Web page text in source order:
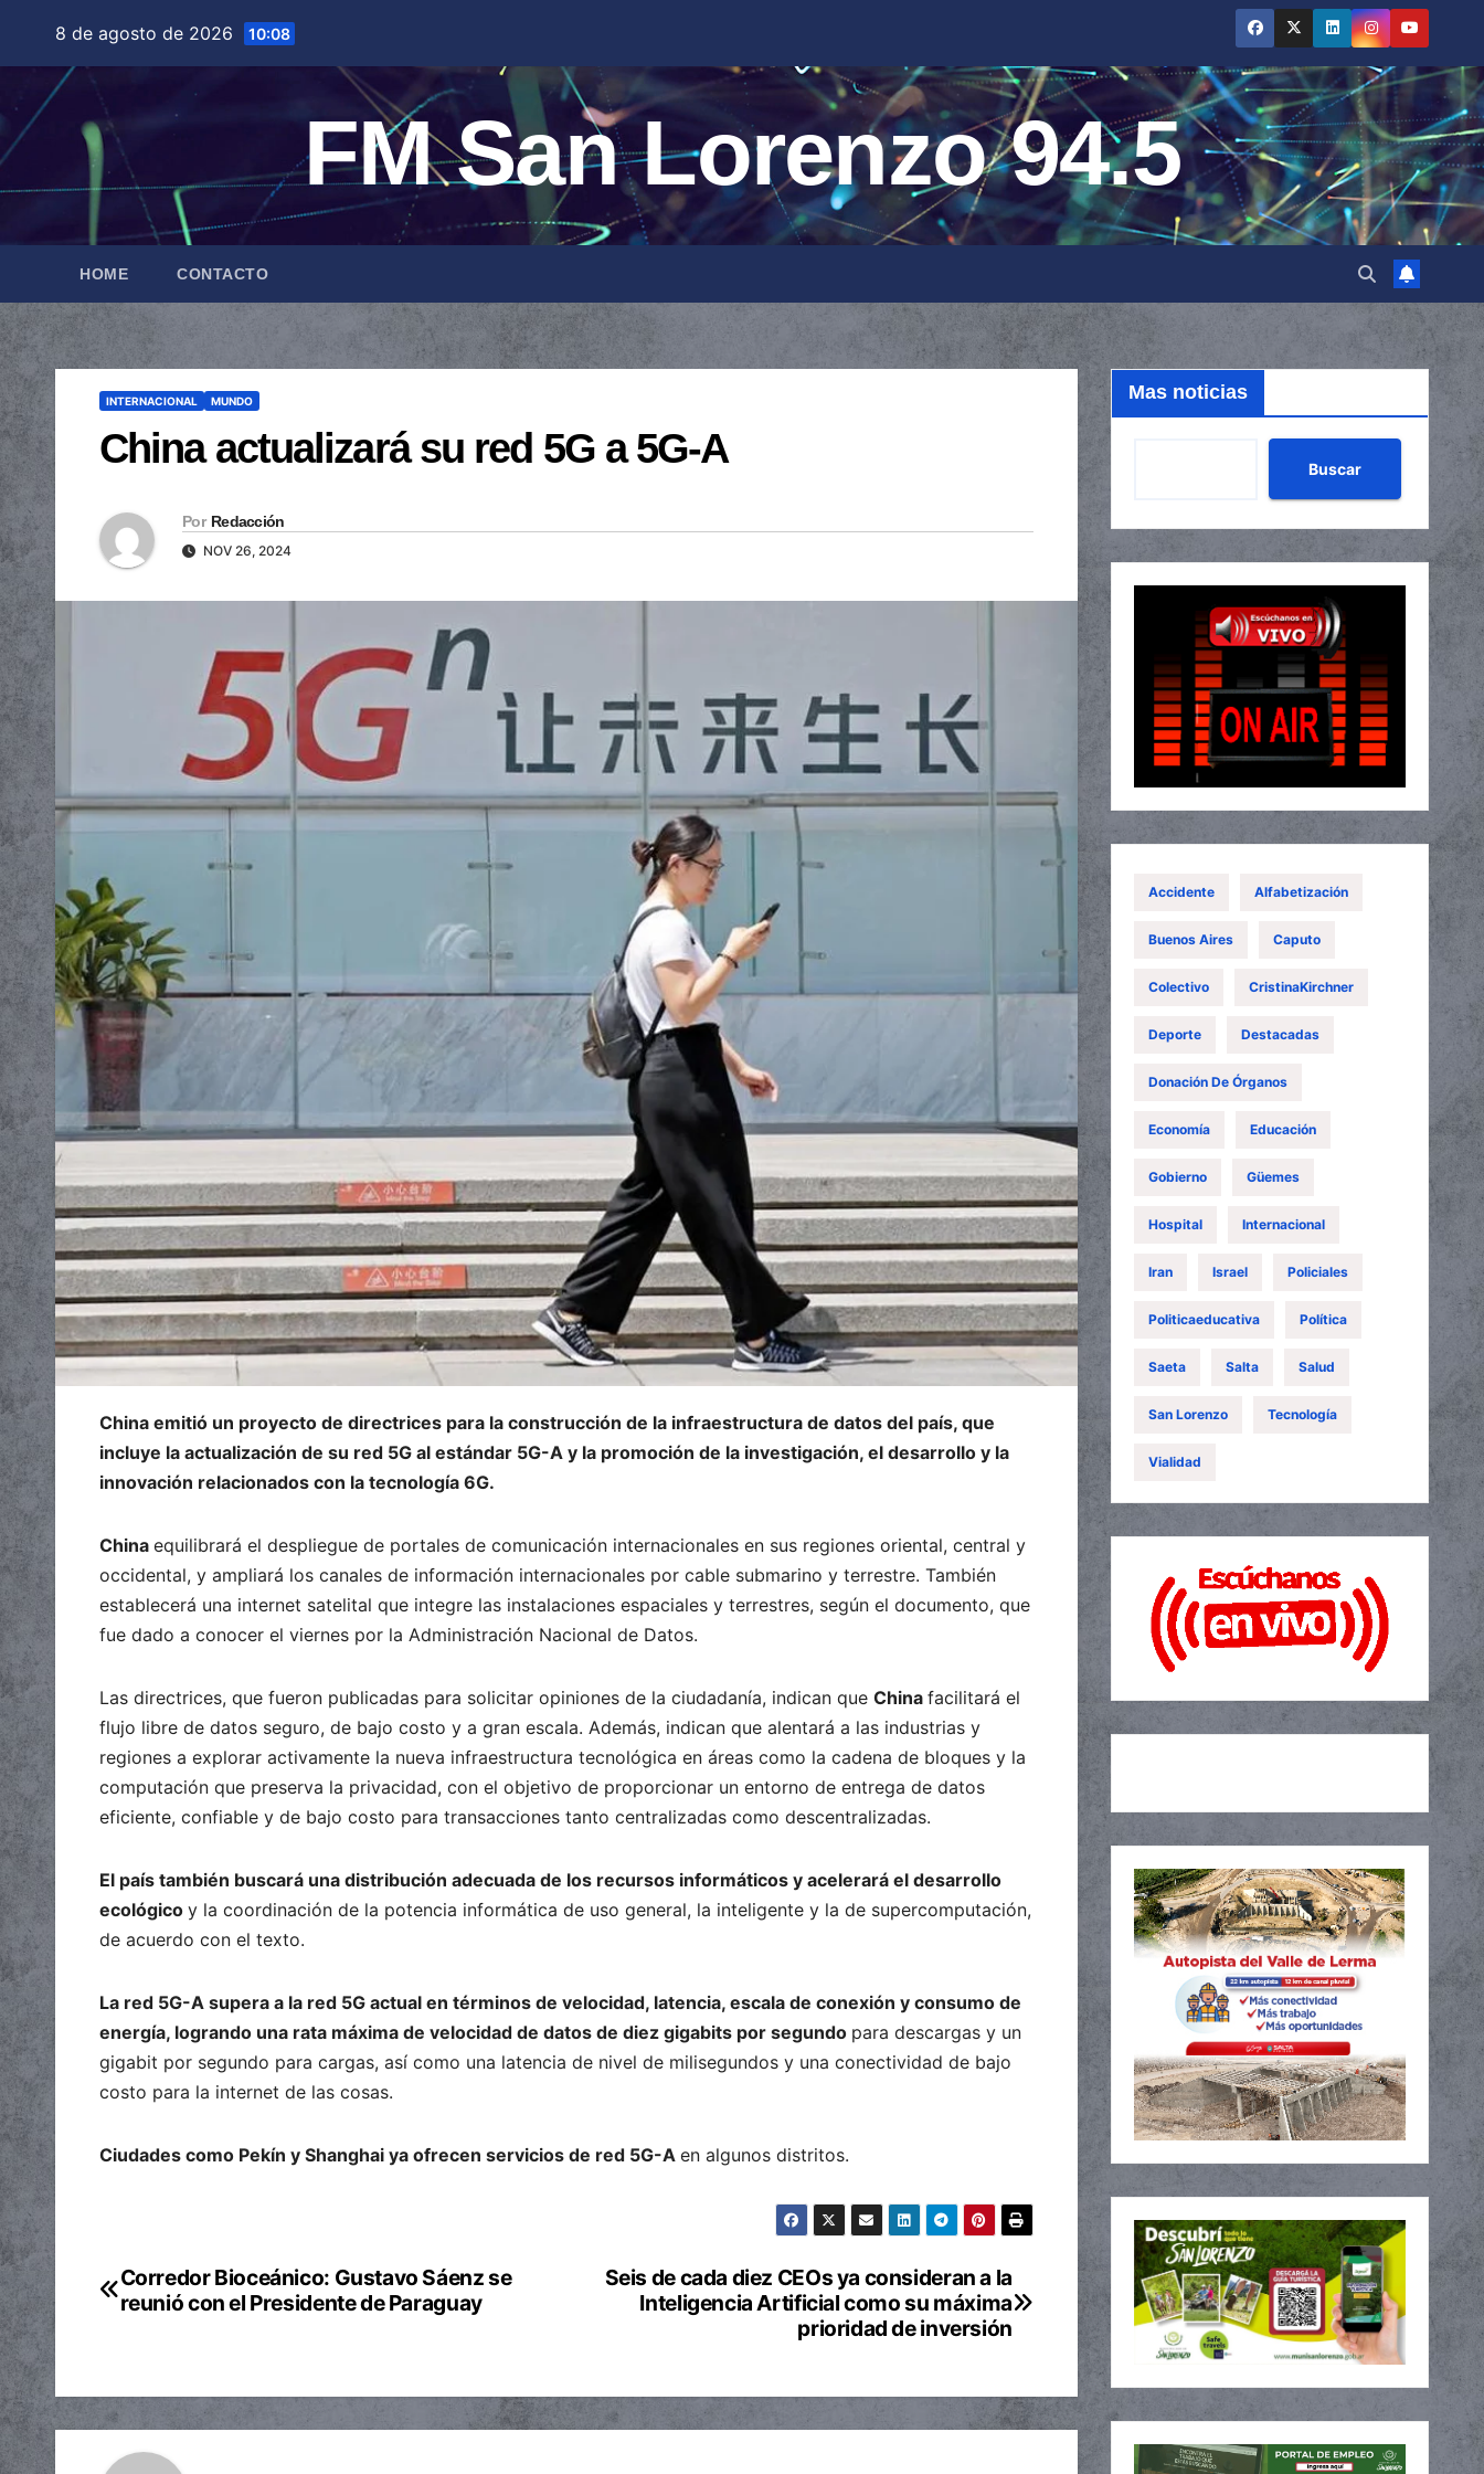
contenido
8 de agosto de 2026 10:08
FM San Lorenzo 94.5
HOME CONTACTO
INTERNACIONAL MUNDO
China actualizará su red 5G a 5G-A
Por Redacción
NOV 26, 2024
China emitió un proyecto de directrices para la construcción de la infraestructura de datos del país, que
incluye la actualización de su red 5G al estándar 5G-A y la promoción de la investigación, el desarrollo y la
innovación relacionados con la tecnología 6G.
China equilibrará el despliegue de portales de comunicación internacionales en sus regiones oriental, central y
occidental, y ampliará los canales de información internacionales por cable submarino y terrestre. También
establecerá una internet satelital que integre las instalaciones espaciales y terrestres, según el documento, que
fue dado a conocer el viernes por la Administración Nacional de Datos.
Las directrices, que fueron publicadas para solicitar opiniones de la ciudadanía, indican que China facilitará el
flujo libre de datos seguro, de bajo costo y a gran escala. Además, indican que alentará a las industrias y
regiones a explorar activamente la nueva infraestructura tecnológica en áreas como la cadena de bloques y la
computación que preserva la privacidad, con el objetivo de proporcionar un entorno de entrega de datos
eficiente, confiable y de bajo costo para transacciones tanto centralizadas como descentralizadas.
El país también buscará una distribución adecuada de los recursos informáticos y acelerará el desarrollo
ecológico y la coordinación de la potencia informática de uso general, la inteligente y la de supercomputación,
de acuerdo con el texto.
La red 5G-A supera a la red 5G actual en términos de velocidad, latencia, escala de conexión y consumo de
energía, logrando una rata máxima de velocidad de datos de diez gigabits por segundo para descargas y un
gigabit por segundo para cargas, así como una latencia de nivel de milisegundos y una conectividad de bajo
costo para la internet de las cosas.
Ciudades como Pekín y Shanghai ya ofrecen servicios de red 5G-A en algunos distritos.
Navegación
Seis de cada diez CEOs ya consideran a la
Inteligencia Artificial como su máxima
prioridad de inversión
Corredor Bioceánico: Gustavo Sáenz se
reunió con el Presidente de Paraguay
Mas noticias
Buscar
Accidente Alfabetización
Buenos Aires Caputo
Colectivo CristinaKirchner
Deporte Destacadas
Donación De Órganos
Economía Educación
Gobierno Güemes
Hospital Internacional
Iran Israel Policiales
Politicaeducativa Política
Saeta Salta Salud
San Lorenzo Tecnología
Vialidad